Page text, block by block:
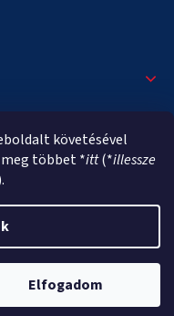
követésével
többet *itt(*illessze
Elfogadom
jog fenntartva.